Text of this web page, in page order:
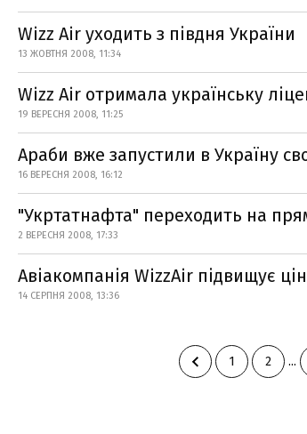
Wizz Air уходить з півдня України
13 ЖОВТНЯ 2008, 11:34
Wizz Air отримала українську
19 ВЕРЕСНЯ 2008, 11:25
Араби вже запустили в Україну
16 ВЕРЕСНЯ 2008, 16:12
"Укртатнафта" переходить на
2 ВЕРЕСНЯ 2008, 17:33
Авіакомпанія WizzAir підвищує
14 СЕРПНЯ 2008, 13:36
1 2 ...